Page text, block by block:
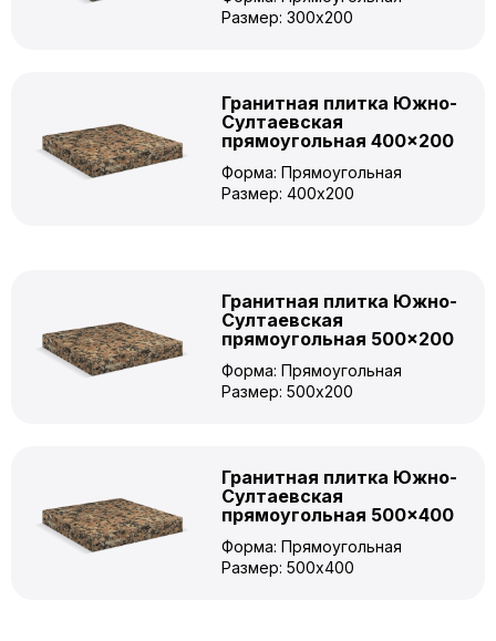
Размер: 300x200
Гранитная плитка Южно-
Султаевская
прямоугольная 400×200
Форма: Прямоугольная
Размер: 400x200
Гранитная плитка Южно-
Султаевская
прямоугольная 500×200
Форма: Прямоугольная
Размер: 500x200
Гранитная плитка Южно-
Султаевская
прямоугольная 500×400
Форма: Прямоугольная
Размер: 500x400